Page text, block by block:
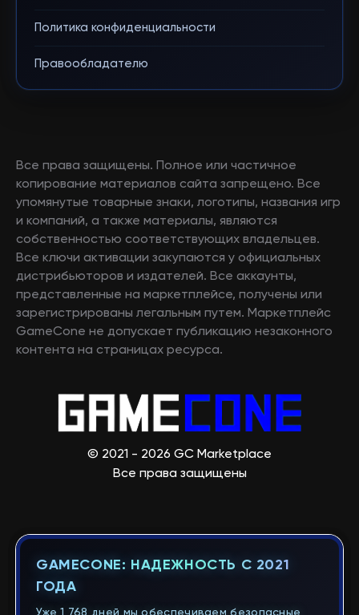
Политика конфиденциальности
Правообладателю
Все права защищены. Полное или частичное
копирование материалов сайта запрещено. Все
упомянутые товарные знаки, логотипы, названия игр
и компаний, а также материалы, являются
собственностью соответствующих владельцев.
Все ключи активации закупаются у официальных
дистрибьюторов и издателей. Все аккаунты,
представленные на маркетплейсе, получены или
зарегистрированы легальным путем. Маркетплейс
GameCone не допускает публикацию незаконного
контента на страницах ресурса.
© 2021 - 2026 GC Marketplace
Все права защищены
GAMECONE: НАДЕЖНОСТЬ С 2021
ГОДА
Уже 1 768 дней мы обеспечиваем безопасные